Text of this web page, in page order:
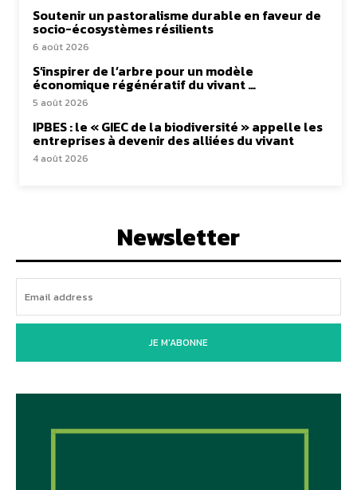
Soutenir un pastoralisme durable en faveur de
socio-écosystèmes résilients
6 août 2026
S’inspirer de l’arbre pour un modèle
économique régénératif du vivant …
5 août 2026
IPBES : le « GIEC de la biodiversité » appelle les
entreprises à devenir des alliées du vivant
4 août 2026
Newsletter
JE M'ABONNE